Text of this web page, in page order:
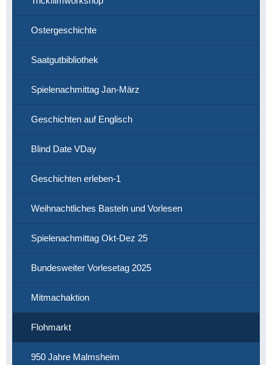
Ostergeschichte
Saatgutbibliothek
Spielenachmittag Jan-März
Geschichten auf Englisch
Blind Date VDay
Geschichten erleben-1
Weihnachtliches Basteln und Vorlesen
Spielenachmittag Okt-Dez 25
Bundesweiter Vorlesetag 2025
Mitmachaktion
Flohmarkt
950 Jahre Malmsheim